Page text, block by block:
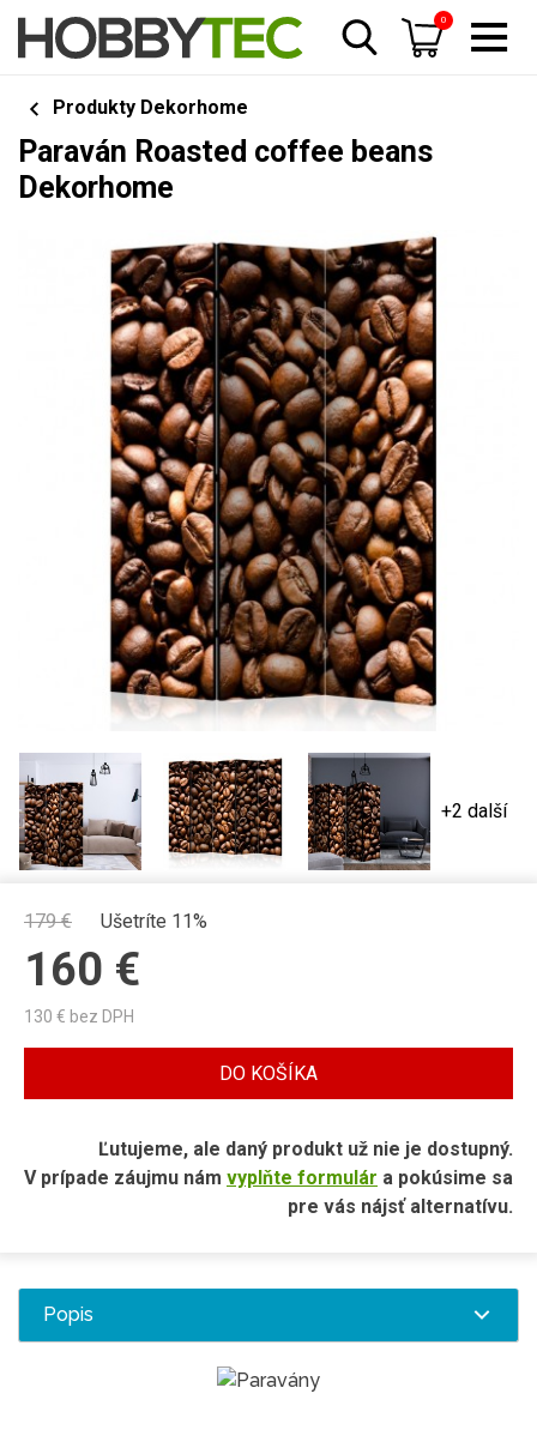
0
Produkty Dekorhome
Paraván Roasted coffee beans
Dekorhome
+2 další
179€ Ušetríte 11%
160 €
130 € bez DPH
DO KOŠÍKA
Ľutujeme, ale daný produkt už nie je dostupný.
V prípade záujmu nám vyplňte formulár a pokúsime sa
pre vás nájsť alternatívu.
Popis